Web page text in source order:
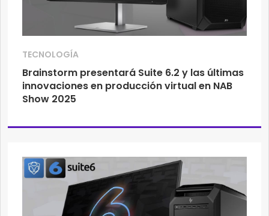
TECNOLOGÍA
Brainstorm presentará Suite 6.2 y las últimas
innovaciones en producción virtual en NAB
Show 2025